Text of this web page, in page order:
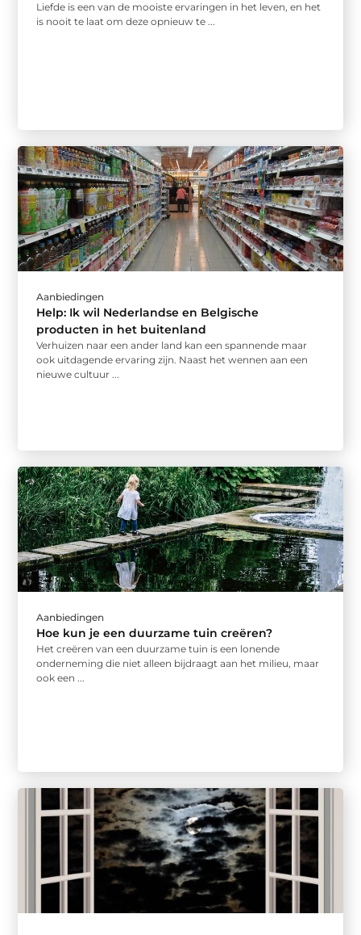
Liefde is een van de mooiste ervaringen in het leven, en het
is nooit te laat om deze opnieuw te ...
Aanbiedingen
Help: Ik wil Nederlandse en Belgische
producten in het buitenland
Verhuizen naar een ander land kan een spannende maar
ook uitdagende ervaring zijn. Naast het wennen aan een
nieuwe cultuur ...
Aanbiedingen
Hoe kun je een duurzame tuin creëren?
Het creëren van een duurzame tuin is een lonende
onderneming die niet alleen bijdraagt aan het milieu, maar
ook een ...